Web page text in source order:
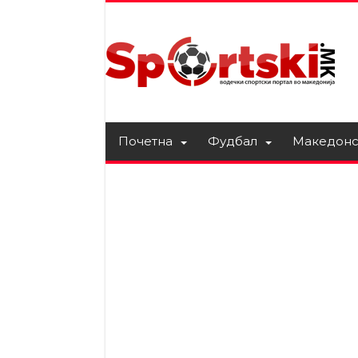
Почетна Фудбал